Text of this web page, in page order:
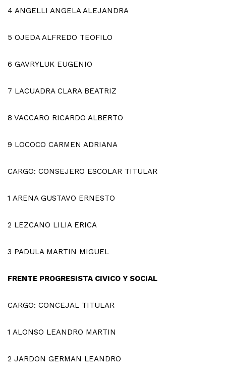
4 ANGELLI ANGELA ALEJANDRA
5 OJEDA ALFREDO TEOFILO
6 GAVRYLUK EUGENIO
7 LACUADRA CLARA BEATRIZ
8 VACCARO RICARDO ALBERTO
9 LOCOCO CARMEN ADRIANA
CARGO: CONSEJERO ESCOLAR TITULAR
1 ARENA GUSTAVO ERNESTO
2 LEZCANO LILIA ERICA
3 PADULA MARTIN MIGUEL
FRENTE PROGRESISTA CIVICO Y SOCIAL
CARGO: CONCEJAL TITULAR
1 ALONSO LEANDRO MARTIN
2 JARDON GERMAN LEANDRO